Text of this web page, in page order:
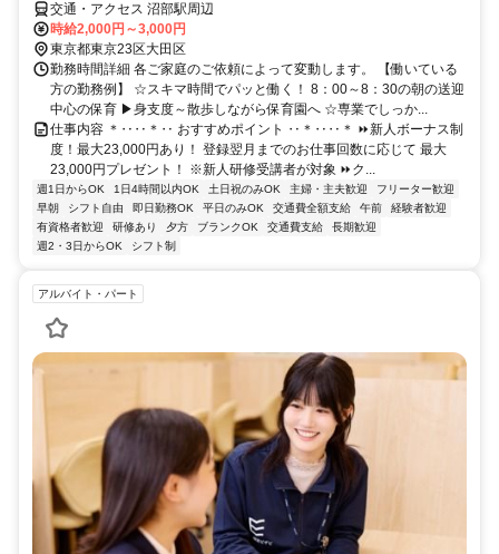
交通・アクセス 沼部駅周辺
時給2,000円～3,000円
東京都東京23区大田区
勤務時間詳細 各ご家庭のご依頼によって変動します。 【働いている
方の勤務例】 ☆スキマ時間でパッと働く！ 8：00～8：30の朝の送迎
中心の保育 ▶身支度～散歩しながら保育園へ ☆専業でしっか...
仕事内容 ＊‥‥＊‥ おすすめポイント ‥＊‥‥＊ ⏩新人ボーナス制
度！最大23,000円あり！ 登録翌月までのお仕事回数に応じて 最大
23,000円プレゼント！ ※新人研修受講者が対象 ⏩ク...
週1日からOK 1日4時間以内OK 土日祝のみOK 主婦・主夫歓迎
フリーター歓迎
早朝
シフト自由 即日勤務OK 平日のみOK 交通費全額支給 午前
経験者歓迎
有資格者歓迎
研修あり 夕方 ブランクOK 交通費支給
長期歓迎
週2・3日からOK
シフト制
アルバイト・パート